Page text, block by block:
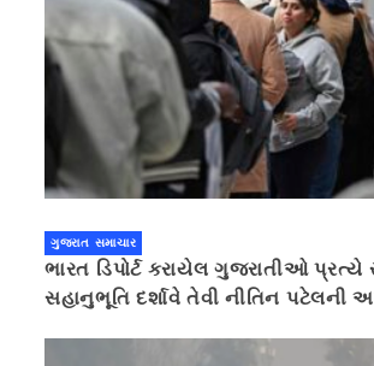
ગુજરાત સમાચાર
ભારત ડિપોર્ટ કરાયેલ ગુજરાતીઓ પ્રત્યે
સહાનુભૂતિ દર્શાવે તેવી નીતિન પટેલની